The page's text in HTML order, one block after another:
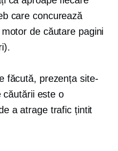
care concurează
motor de căutare pagini
făcută, prezența site-
căutării este o
a atrage trafic țintit